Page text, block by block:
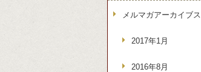
メルマガアーカイブス
2017年1月
2016年8月